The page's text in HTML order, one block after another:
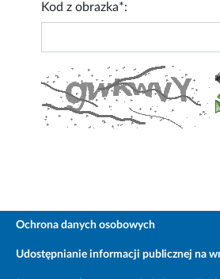
Kod z obrazka*:
Ochrona danych osobowych
Udostępnianie informacji publicznej na